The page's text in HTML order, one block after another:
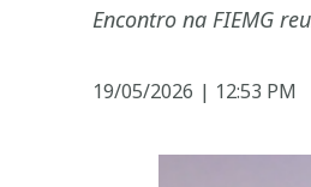
Encontro na FIEMG
19/05/2026 | 12:53 PM